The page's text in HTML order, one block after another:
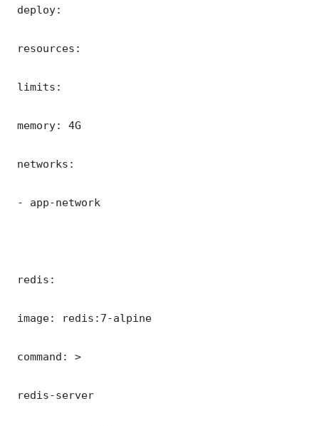
deploy:
resources:
limits:
memory: 4G
networks:
- app-network
redis:
image: redis:7-alpine
command: >
redis-server